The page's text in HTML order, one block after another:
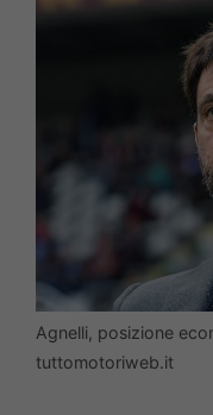
Agnelli, posizione
tuttomotoriweb.it